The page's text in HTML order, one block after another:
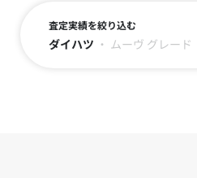
査定実績を絞り込む
ダイハツ ・ ムーヴ グレード